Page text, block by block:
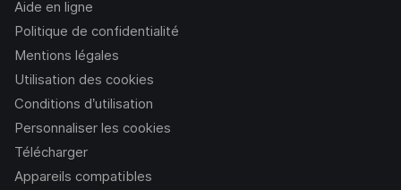
Aide en ligne
Politique de confidentialité
Mentions légales
Utilisation des cookies
Conditions d’utilisation
Personnaliser les cookies
Télécharger
Appareils compatibles